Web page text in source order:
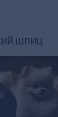
шпиц